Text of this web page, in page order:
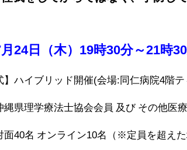
24日（木）19時30分～21時
】ハイブリッド開催(会場:同仁病院4階
縄県理学療法士協会会員 及び その他医
面40名 オンライン10名（※定員を超え